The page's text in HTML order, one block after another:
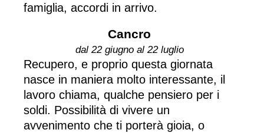
famiglia, accordi in arrivo.
Cancro
dal 22 giugno al 22 luglio
Recupero, e proprio questa giornata
nasce in maniera molto interessante, il
lavoro chiama, qualche pensiero per i
soldi. Possibilità di vivere un
avvenimento che ti porterà gioia, o